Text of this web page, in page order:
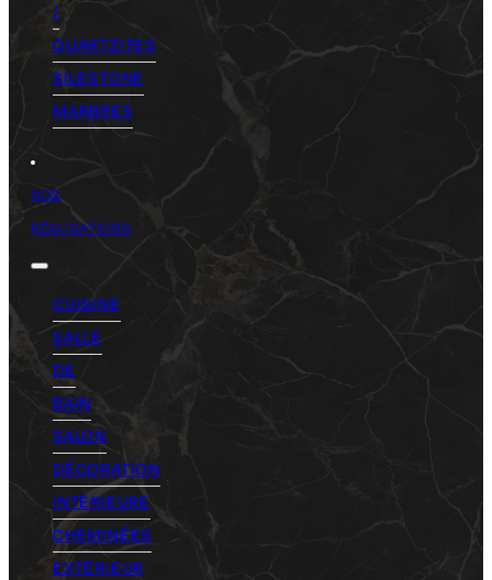
/
QUARTZITES
SILESTONE
MARBRES
NOS
RÉALISATIONS
CUISINE
SALLE
DE
BAIN
SALON
DÉCORATION
INTÉRIEURE
CHEMINÉES
EXTÉRIEUR